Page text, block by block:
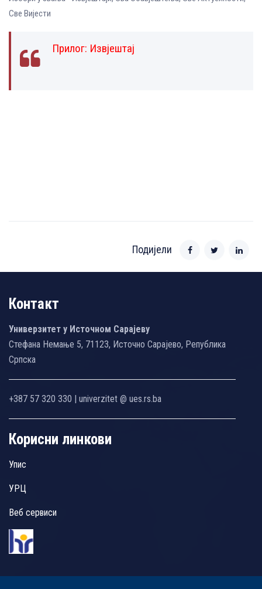
Све Вијести
Прилог: Извјештај
Подијели
Контакт
Универзитет у Источном Сарајеву
Стефана Немање 5, 71123, Источно Сарајево, Република
Српска
+387 57 320 330 | univerzitet @ ues.rs.ba
Корисни линкови
Упис
УРЦ
Веб сервиси